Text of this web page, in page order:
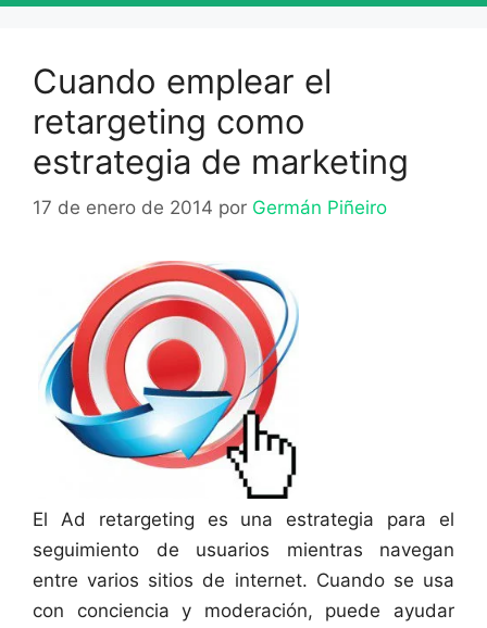
Cuando emplear el
retargeting como
estrategia de marketing
17 de enero de 2014 por Germán Piñeiro
El Ad retargeting es una estrategia para el
seguimiento de usuarios mientras navegan
entre varios sitios de internet. Cuando se usa
con conciencia y moderación, puede ayudar